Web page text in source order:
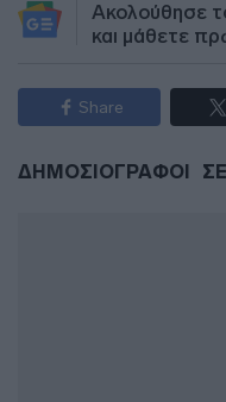
Ακολούθησε
και μάθετε
Share
ΔΗΜΟΣΙΟΓΡΑΦΟΙ